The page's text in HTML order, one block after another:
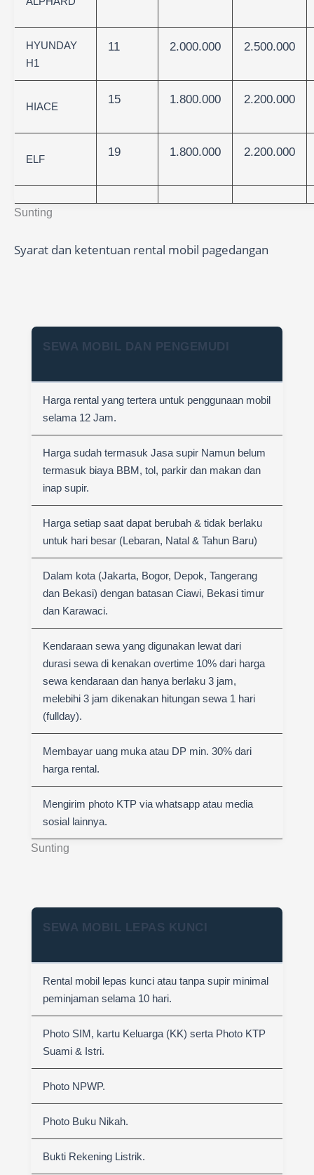
Sunting
HYUNDAY
H1
11 2.000.000 2.500.000
HIACE
15 1.800.000 2.200.000
ELF
19 1.800.000 2.200.000
Syarat dan ketentuan rental mobil pagedangan
Sunting
SEWA MOBIL DAN PENGEMUDI
Harga rental yang tertera untuk penggunaan mobil
selama 12 Jam.
Harga sudah termasuk Jasa supir Namun belum
termasuk biaya BBM, tol, parkir dan makan dan
inap supir.
Harga setiap saat dapat berubah & tidak berlaku
untuk hari besar (Lebaran, Natal & Tahun Baru)
Dalam kota (Jakarta, Bogor, Depok, Tangerang
dan Bekasi) dengan batasan Ciawi, Bekasi timur
dan Karawaci.
Kendaraan sewa yang digunakan lewat dari
durasi sewa di kenakan overtime 10% dari harga
sewa kendaraan dan hanya berlaku 3 jam,
melebihi 3 jam dikenakan hitungan sewa 1 hari
(fullday).
Membayar uang muka atau DP min. 30% dari
harga rental.
Mengirim photo KTP via whatsapp atau media
sosial lainnya.
SEWA MOBIL LEPAS KUNCI
Rental mobil lepas kunci atau tanpa supir minimal
peminjaman selama 10 hari.
Photo SIM, kartu Keluarga (KK) serta Photo KTP
Suami & Istri.
Photo NPWP.
Photo Buku Nikah.
Bukti Rekening Listrik.